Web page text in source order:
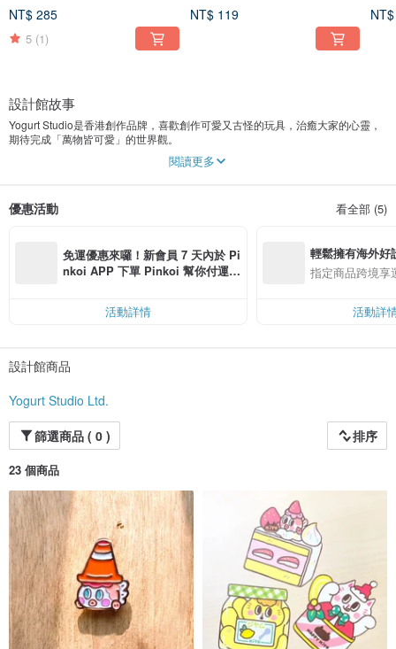
NT$ 285
5 (1)
NT$ 119
設計館故事
Yogurt Studio是香港創作品牌，喜歡創作可愛又古怪的玩具，治癒大家的心靈，
期待完成「萬物皆可愛」的世界觀。
歡迎追蹤我們IG 【yogustudi】隨時掌握最新動態!
閱讀更多
優惠活動 看全部 (5)
免運優惠來囉！新會員 7 天內於 Pi
nkoi APP 下單 Pinkoi 幫你付運
活動詳情
輕鬆擁有海外好
指定商品跨境享
活動詳
設計館商品
Yogurt Studio Ltd.
篩選商品 ( 0 )
排序
23 個商品